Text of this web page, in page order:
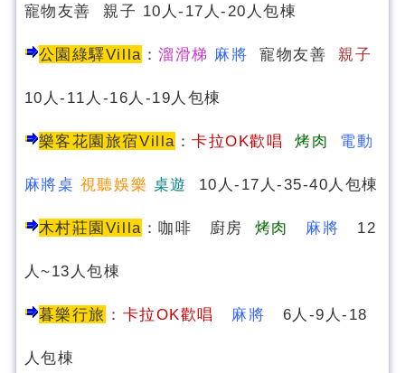
寵物友善 親子 10人-17人-20人包棟
公園綠驛Villa ：溜滑梯 麻將 寵物友善 親子
10人-11人-16人-19人包棟
樂客花園旅宿Villa ：卡拉OK歡唱 烤肉 電動
麻將桌 視聽娛樂 桌遊 10人-17人-35-40人包棟
木村莊園Villa ：咖啡 廚房 烤肉 麻將 12
人~13人包棟
暮樂行旅 ： 卡拉OK歡唱 麻將 6人-9人-18
人包棟